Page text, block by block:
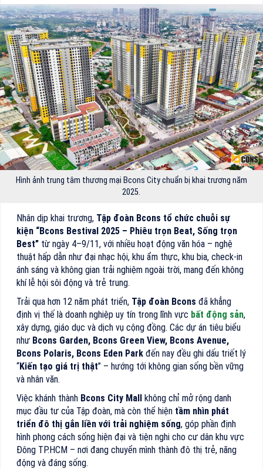
Hình ảnh trung tâm thương mại Bcons City chuẩn bị khai trương năm
2025.
Nhân dịp khai trương, Tập đoàn Bcons tổ chức chuỗi sự
kiện “Bcons Bestival 2025 – Phiêu trọn Beat, Sống trọn
Best” từ ngày 4–9/11, với nhiều hoạt động văn hóa – nghệ
thuật hấp dẫn như đại nhạc hội, khu ẩm thực, khu bia, check-in
ánh sáng và không gian trải nghiệm ngoài trời, mang đến không
khí lễ hội sôi động và trẻ trung.
Trải qua hơn 12 năm phát triển, Tập đoàn Bcons đã khẳng
định vị thế là doanh nghiệp uy tín trong lĩnh vực bất động sản,
xây dựng, giáo dục và dịch vụ cộng đồng. Các dự án tiêu biểu
như Bcons Garden, Bcons Green View, Bcons Avenue,
Bcons Polaris, Bcons Eden Park đến nay đều ghi dấu triết lý
“Kiến tạo giá trị thật” – hướng tới không gian sống bền vững
và nhân văn.
Việc khánh thành Bcons City Mall không chỉ mở rộng danh
mục đầu tư của Tập đoàn, mà còn thể hiện tầm nhìn phát
triển đô thị gắn liền với trải nghiệm sống, góp phần định
hình phong cách sống hiện đại và tiện nghi cho cư dân khu vực
Đông TP.HCM – nơi đang chuyển mình thành đô thị trẻ, năng
động và đáng sống.